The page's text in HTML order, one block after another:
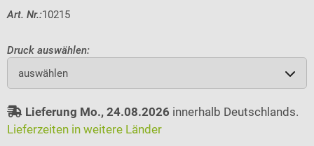
Art. Nr.:10215
Druck auswählen:
auswählen
Lieferung Mo., 24.08.2026 innerhalb Deutschlands.
Lieferzeiten in weitere Länder